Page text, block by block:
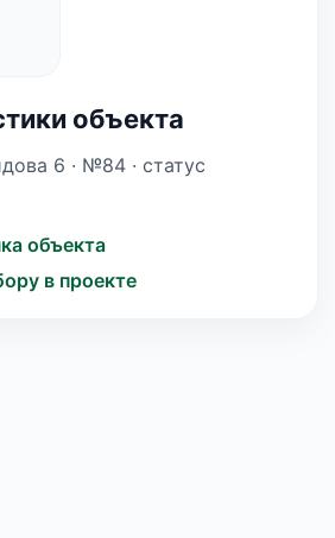
объекта
6 · №84 · статус
объекта
в проекте